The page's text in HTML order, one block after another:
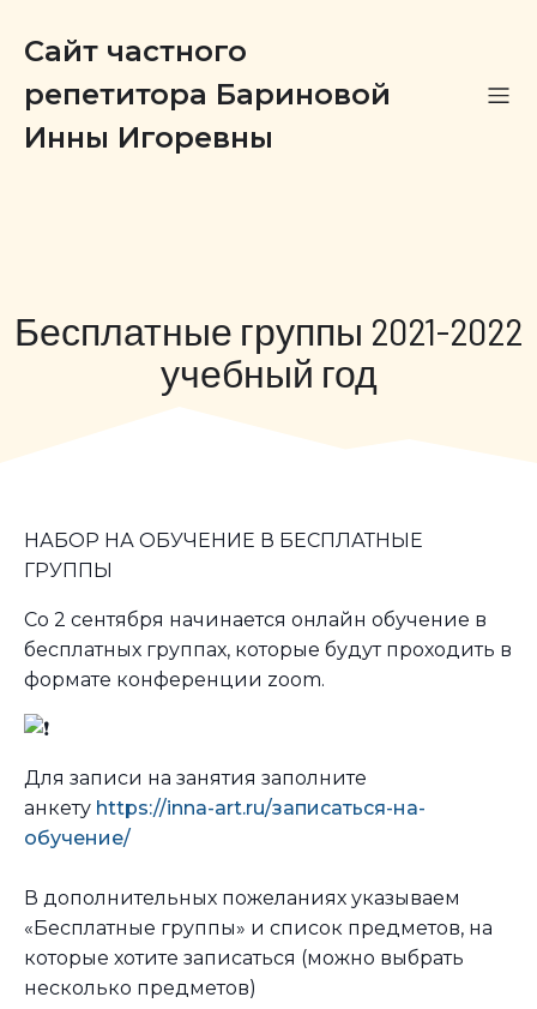
Сайт частного
репетитора Бариновой
Инны Игоревны
Бесплатные группы 2021-2022
учебный год
НАБОР НА ОБУЧЕНИЕ В БЕСПЛАТНЫЕ
ГРУППЫ
Со 2 сентября начинается онлайн обучение в
бесплатных группах, которые будут проходить в
формате конференции zoom.
Для записи на занятия заполните
анкету https://inna-art.ru/записаться-на-
обучение/
В дополнительных пожеланиях указываем
«Бесплатные группы» и список предметов, на
которые хотите записаться (можно выбрать
несколько предметов)